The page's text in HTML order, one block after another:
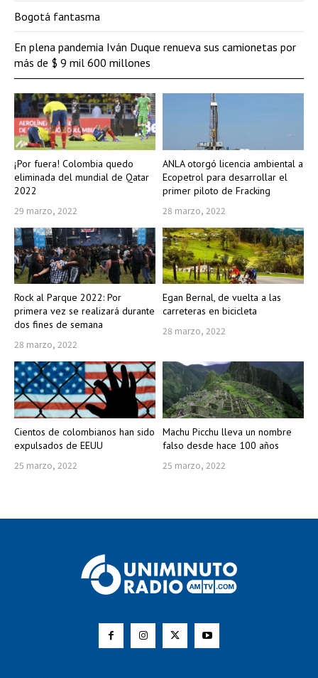
¡Por fuera! Colombia quedo
eliminada del mundial de Qatar
2022
29 marzo, 2022
ANLA otorgó licencia ambiental a
Ecopetrol para desarrollar el
primer piloto de Fracking
28 marzo, 2022
Rock al Parque 2022: Por
primera vez se realizará durante
dos fines de semana
28 marzo, 2022
Egan Bernal, de vuelta a las
carreteras en bicicleta
28 marzo, 2022
Cientos de colombianos han sido
expulsados de EEUU
25 marzo, 2022
Machu Picchu lleva un nombre
falso desde hace 100 años
25 marzo, 2022
Bogotá fantasma
En plena pandemia Iván Duque renueva sus camionetas por
más de $ 9 mil 600 millones